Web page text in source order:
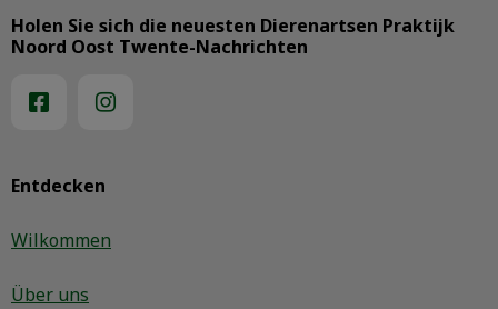
Entdecken
Wilkommen
Über uns
Holen Sie sich die neuesten Dierenartsen Praktijk
Noord Oost Twente-Nachrichten